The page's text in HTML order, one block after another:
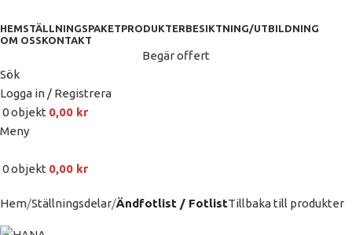
HEMSTÄLLNINGSPAKETPRODUKTERBESIKTNING/UTBILDNING
OM OSSKONTAKT
Begär offert
Sök
Logga in / Registrera
0objekt 0,00 kr
Meny
0objekt 0,00 kr
Hem Ställningsdelar Ändfotlist / FotlistTillbaka till produkter